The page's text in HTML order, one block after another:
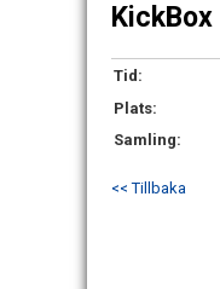
KickBox
Tid:
Plats:
Samling:
<< Tillbaka